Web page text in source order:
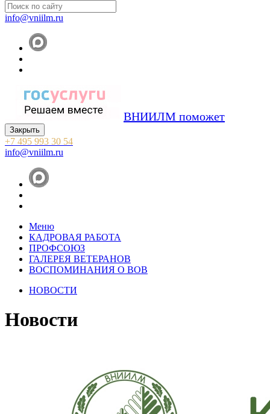
info@vniilm.ru
ВНИИЛМ поможет
Закрыть
+7 495 993 30 54
info@vniilm.ru
Меню
КАДРОВАЯ РАБОТА
ПРОФСОЮЗ
ГАЛЕРЕЯ ВЕТЕРАНОВ
ВОСПОМИНАНИЯ О ВОВ
НОВОСТИ
Новости